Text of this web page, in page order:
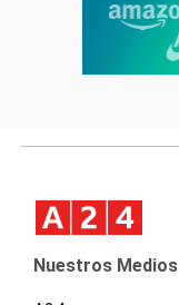
Nuestros Medios